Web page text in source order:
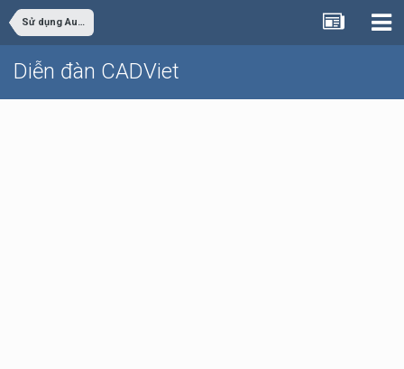
Sử dụng AutoCAD
Diễn đàn CADViet